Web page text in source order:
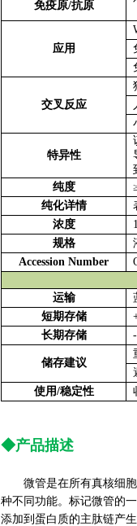
免疫原/抗原
应用
交叉反应
特异性
纯度
纯化详情
浓度
规格
Accession Number
运输
短期存储
长期存储
储存建议
使用/稳定性
◆产品描述
微管是在所有真核细胞
种不同功能。标记微管的
添加到蛋白质的主肽链产